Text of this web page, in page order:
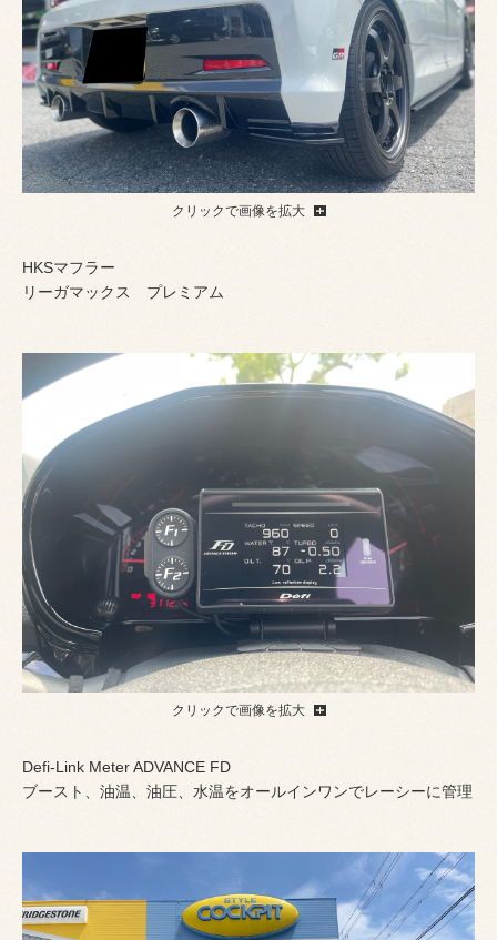
クリックで画像を拡大
HKSマフラー
リーガマックス プレミアム
クリックで画像を拡大
Defi-Link Meter ADVANCE FD
ブースト、油温、油圧、水温をオールインワンでレーシーに管理